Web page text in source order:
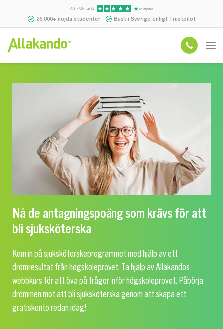
4.9 · Utmärkt
26 000+ nöjda studenter Bäst i Sverige enligt Trustpilot
Nå de antagningspoäng som krävs för att
bli sjuksköterska
Kom in på sjuksköterskeprogrammet med hjälp av ett
drömresultat från högskoleprovet. Ta hjälp av Allakandos
webbkurs för att öva på frågor inför högskoleprovet. Påbörja
drömmen mot att bli sjuksköterska genom att skapa ett
gratiskonto redan idag!